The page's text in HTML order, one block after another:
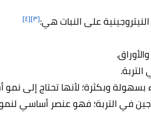
على النبات هي:[٣] [٤]
وبكثرة؛ لأنها تحتاج إلى نمو
في التربة؛ فهو عنصر أساسي